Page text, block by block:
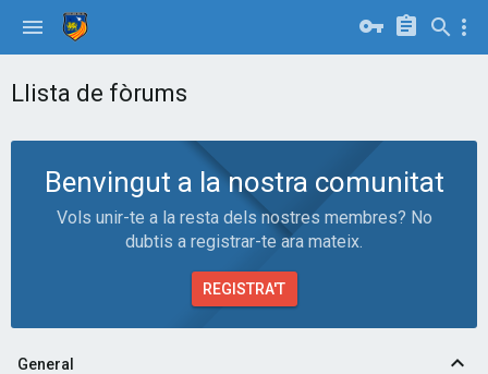
Llista de fòrums
Benvingut a la nostra comunitat
Vols unir-te a la resta dels nostres membres? No
dubtis a registrar-te ara mateix.
REGISTRA'T
General